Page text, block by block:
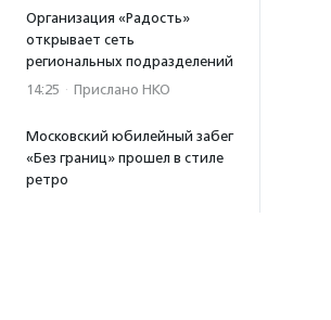
Организация «Радость»
открывает сеть
региональных подразделений
14:25 · Прислано НКО
Московский юбилейный забег
«Без границ» прошел в стиле
ретро